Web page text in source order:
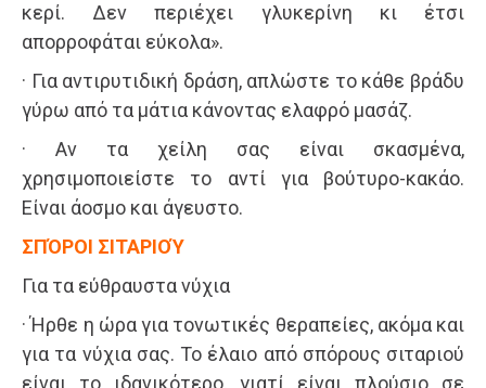
κερί. Δεν περιέχει γλυκερίνη κι έτσι
απορροφάται εύκολα».
· Για αντιρυτιδική δράση, απλώστε το κάθε βράδυ
γύρω από τα μάτια κάνοντας ελαφρό μασάζ.
· Αν τα χείλη σας είναι σκασμένα,
χρησιμοποιείστε το αντί για βούτυρο-κακάο.
Είναι άοσμο και άγευστο.
ΣΠΌΡΟΙ ΣΙΤΑΡΙΟΎ
Για τα εύθραυστα νύχια
· Ήρθε η ώρα για τονωτικές θεραπείες, ακόμα και
για τα νύχια σας. Το έλαιο από σπόρους σιταριού
είναι το ιδανικότερο, γιατί είναι πλούσιο σε